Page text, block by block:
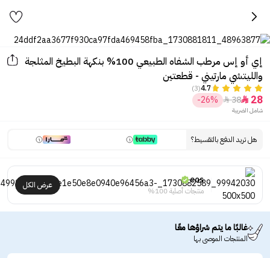
إي أو إس مرطب الشفاه الطبيعي 100% بنكهة البطيخ المثلجة
والليتشي مارتيني - قطعتين
4.7
(3)
28

38

-26%
شامل الضريبة
هل تريد الدفع بالتقسيط؟
eos
منتجات أصلية 100%
عرض الكل
غالبًا ما يتم شراؤها معًا
المنتجات الموصى بها